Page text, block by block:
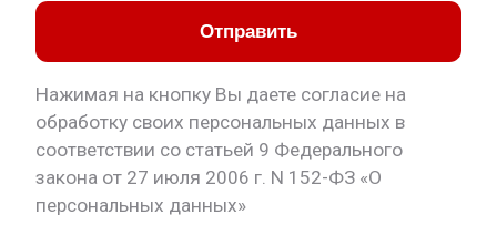
Отправить
Нажимая на кнопку Вы даете согласие на
обработку своих персональных данных в
соответствии со статьей 9 Федерального
закона от 27 июля 2006 г. N 152-ФЗ «О
персональных данных»